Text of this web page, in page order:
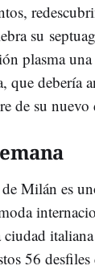
su
plasma
que debería
de su nuevo
Milán es
italiana
56